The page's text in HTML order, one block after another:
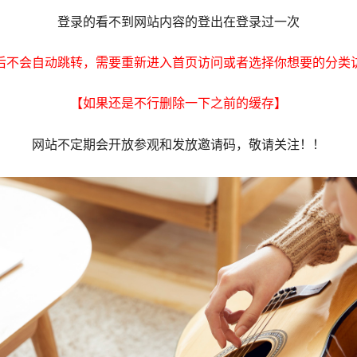
登录的看不到网站内容的登出在登录过一次
不会自动跳转，需要重新进入首页访问或者选择你想要的分类
【如果还是不行删除一下之前的缓存】
网站不定期会开放参观和发放邀请码，敬请关注！！